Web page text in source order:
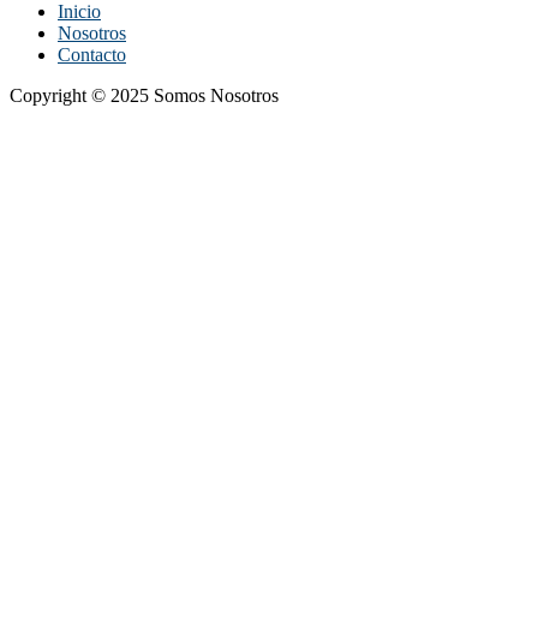
Inicio
Nosotros
Contacto
Copyright © 2025 Somos Nosotros